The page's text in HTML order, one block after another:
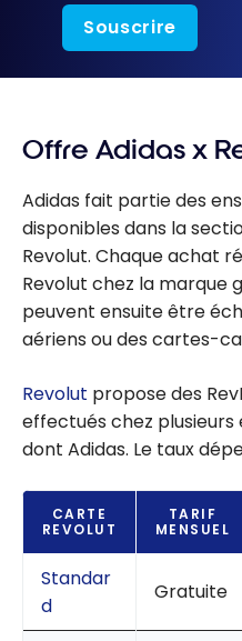
Souscrire
Offre Adidas x
Adidas fait partie des
disponibles dans la
Revolut. Chaque achat
Revolut chez la marque
peuvent ensuite être
aériens ou des cartes-
Revolut propose des
effectués chez
dont Adidas. Le taux
CARTE
REVOLUT
TARIF
MENSUEL
Standar
d
Gratuite